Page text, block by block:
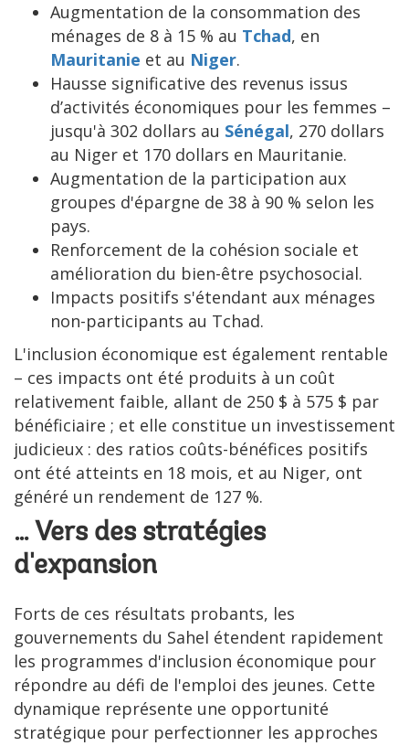
Augmentation de la consommation des
ménages de 8 à 15 % au Tchad, en
Mauritanie et au Niger.
Hausse significative des revenus issus
d’activités économiques pour les femmes –
jusqu'à 302 dollars au Sénégal, 270 dollars
au Niger et 170 dollars en Mauritanie.
Augmentation de la participation aux
groupes d'épargne de 38 à 90 % selon les
pays.
Renforcement de la cohésion sociale et
amélioration du bien-être psychosocial.
Impacts positifs s'étendant aux ménages
non-participants au Tchad.
L'inclusion économique est également rentable
– ces impacts ont été produits à un coût
relativement faible, allant de 250 $ à 575 $ par
bénéficiaire ; et elle constitue un investissement
judicieux : des ratios coûts-bénéfices positifs
ont été atteints en 18 mois, et au Niger, ont
généré un rendement de 127 %.
… Vers des stratégies
d'expansion
Forts de ces résultats probants, les
gouvernements du Sahel étendent rapidement
les programmes d'inclusion économique pour
répondre au défi de l'emploi des jeunes. Cette
dynamique représente une opportunité
stratégique pour perfectionner les approches